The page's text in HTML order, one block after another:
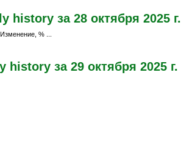
за 28 октября 2025 г.
% ...
за 29 октября 2025 г.